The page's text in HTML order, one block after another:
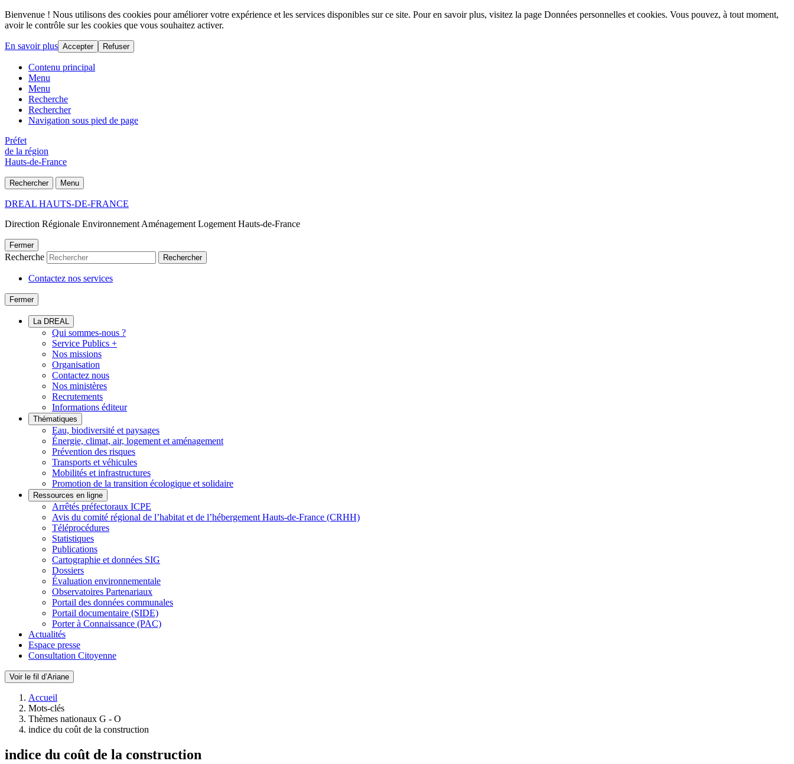
Bienvenue ! Nous utilisons des cookies pour améliorer votre expérience et les services disponibles sur ce site. Pour en savoir plus, visitez la page Données personnelles et cookies. Vous pouvez, à tout moment,
avoir le contrôle sur les cookies que vous souhaitez activer.
En savoir plus Accepter Refuser
Contenu principal
Menu
Menu
Recherche
Rechercher
Navigation sous pied de page
Préfet
de la région
Hauts-de-France
Rechercher Menu
DREAL HAUTS-DE-FRANCE
Direction Régionale Environnement Aménagement Logement Hauts-de-France
Fermer
Recherche Rechercher
Contactez nos services
Fermer
La DREAL
Qui sommes-nous ?
Service Publics +
Nos missions
Organisation
Contactez nous
Nos ministères
Recrutements
Informations éditeur
Thématiques
Eau, biodiversité et paysages
Énergie, climat, air, logement et aménagement
Prévention des risques
Transports et véhicules
Mobilités et infrastructures
Promotion de la transition écologique et solidaire
Ressources en ligne
Arrêtés préfectoraux ICPE
Avis du comité régional de l’habitat et de l’hébergement Hauts-de-France (CRHH)
Téléprocédures
Statistiques
Publications
Cartographie et données SIG
Dossiers
Évaluation environnementale
Observatoires Partenariaux
Portail des données communales
Portail documentaire (SIDE)
Porter à Connaissance (PAC)
Actualités
Espace presse
Consultation Citoyenne
Voir le fil d’Ariane
Accueil
Mots-clés
Thèmes nationaux G - O
indice du coût de la construction
indice du coût de la construction